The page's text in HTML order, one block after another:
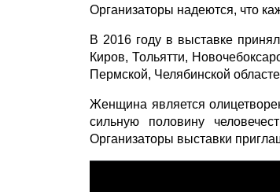
Организаторы надеются, что
В 2016 году в выставке
Киров, Тольятти,
Пермской, Челябинской
Женщина является
сильную половину
Организаторы выставки